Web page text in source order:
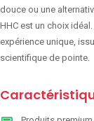
douce ou une
HHC est un choix
expérience unique,
scientifique de pointe.